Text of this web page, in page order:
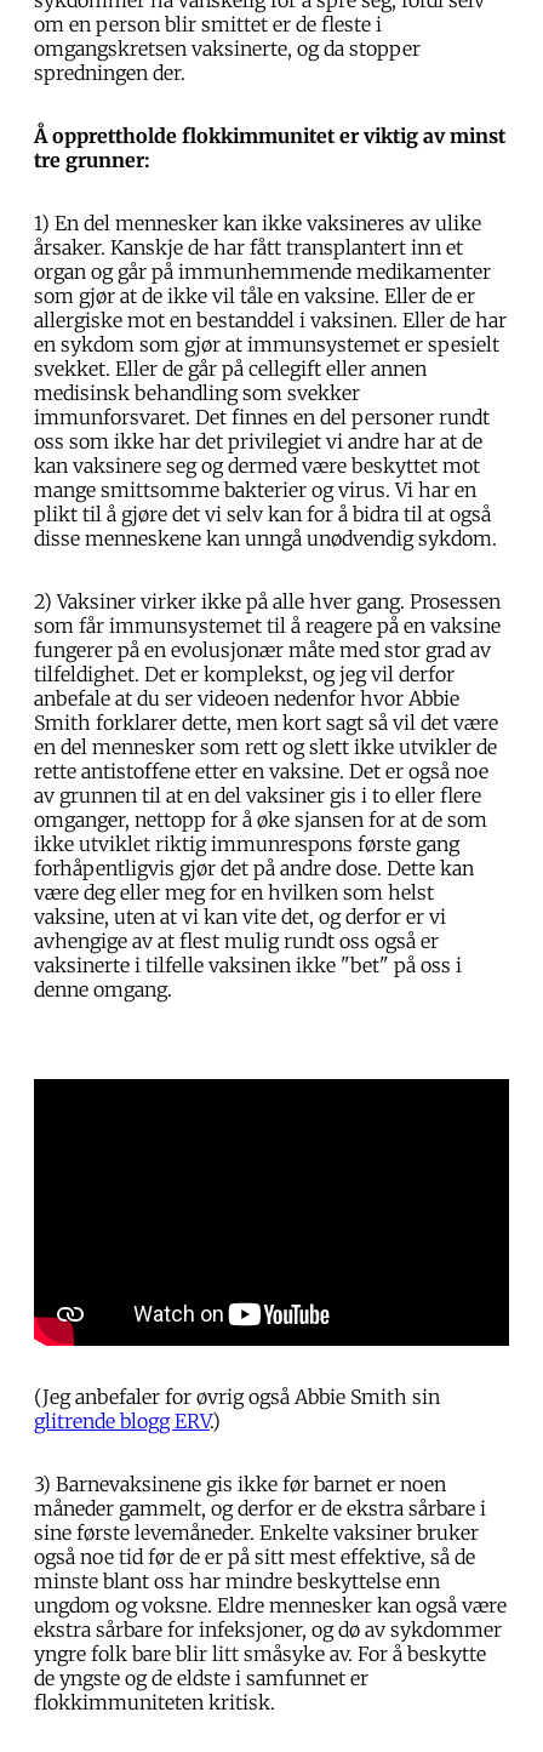
om en person blir smittet er de fleste i
omgangskretsen vaksinerte, og da stopper
spredningen der.
Å opprettholde flokkimmunitet er viktig av minst
tre grunner:
1) En del mennesker kan ikke vaksineres av ulike
årsaker. Kanskje de har fått transplantert inn et
organ og går på immunhemmende medikamenter
som gjør at de ikke vil tåle en vaksine. Eller de er
allergiske mot en bestanddel i vaksinen. Eller de har
en sykdom som gjør at immunsystemet er spesielt
svekket. Eller de går på cellegift eller annen
medisinsk behandling som svekker
immunforsvaret. Det finnes en del personer rundt
oss som ikke har det privilegiet vi andre har at de
kan vaksinere seg og dermed være beskyttet mot
mange smittsomme bakterier og virus. Vi har en
plikt til å gjøre det vi selv kan for å bidra til at også
disse menneskene kan unngå unødvendig sykdom.
2) Vaksiner virker ikke på alle hver gang. Prosessen
som får immunsystemet til å reagere på en vaksine
fungerer på en evolusjonær måte med stor grad av
tilfeldighet. Det er komplekst, og jeg vil derfor
anbefale at du ser videoen nedenfor hvor Abbie
Smith forklarer dette, men kort sagt så vil det være
en del mennesker som rett og slett ikke utvikler de
rette antistoffene etter en vaksine. Det er også noe
av grunnen til at en del vaksiner gis i to eller flere
omganger, nettopp for å øke sjansen for at de som
ikke utviklet riktig immunrespons første gang
forhåpentligvis gjør det på andre dose. Dette kan
være deg eller meg for en hvilken som helst
vaksine, uten at vi kan vite det, og derfor er vi
avhengige av at flest mulig rundt oss også er
vaksinerte i tilfelle vaksinen ikke "bet" på oss i
denne omgang.
(Jeg anbefaler for øvrig også Abbie Smith sin
glitrende blogg ERV.)
3) Barnevaksinene gis ikke før barnet er noen
måneder gammelt, og derfor er de ekstra sårbare i
sine første levemåneder. Enkelte vaksiner bruker
også noe tid før de er på sitt mest effektive, så de
minste blant oss har mindre beskyttelse enn
ungdom og voksne. Eldre mennesker kan også være
ekstra sårbare for infeksjoner, og dø av sykdommer
yngre folk bare blir litt småsyke av. For å beskytte
de yngste og de eldste i samfunnet er
flokkimmuniteten kritisk.